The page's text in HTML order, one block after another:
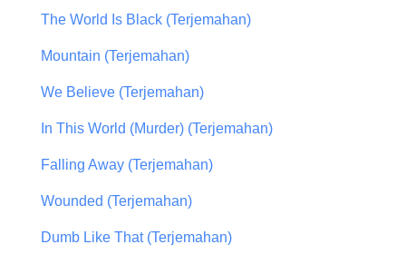
The World Is Black (Terjemahan)
Mountain (Terjemahan)
We Believe (Terjemahan)
In This World (Murder) (Terjemahan)
Falling Away (Terjemahan)
Wounded (Terjemahan)
Dumb Like That (Terjemahan)